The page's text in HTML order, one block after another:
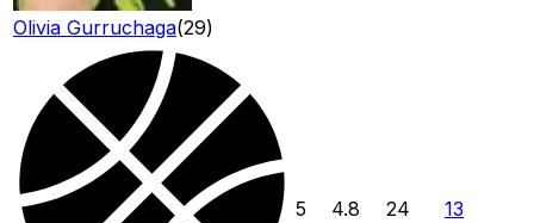
Olivia Gurruchaga(29)
5 4.8 24 13